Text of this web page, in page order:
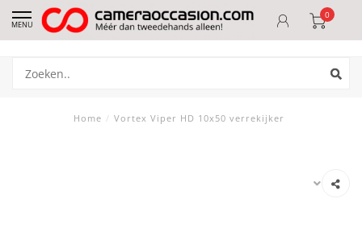
MENU
0
Home / Vortex Viper HD 10x50 verrekijker